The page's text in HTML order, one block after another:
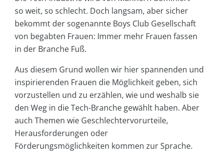
so weit, so schlecht. Doch langsam, aber sicher
bekommt der sogenannte Boys Club Gesellschaft
von begabten Frauen: Immer mehr Frauen fassen
in der Branche Fuß.
Aus diesem Grund wollen wir hier spannenden und
inspirierenden Frauen die Möglichkeit geben, sich
vorzustellen und zu erzählen, wie und weshalb sie
den Weg in die Tech-Branche gewählt haben. Aber
auch Themen wie Geschlechtervorurteile,
Herausforderungen oder
Förderungsmöglichkeiten kommen zur Sprache.